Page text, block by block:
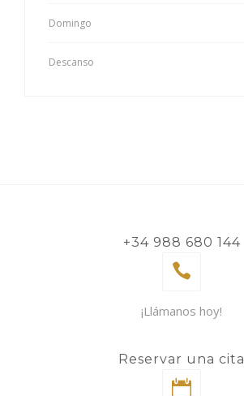
Domingo
Descanso
+34 988 680 144
¡Llámanos hoy!
Reservar una cita